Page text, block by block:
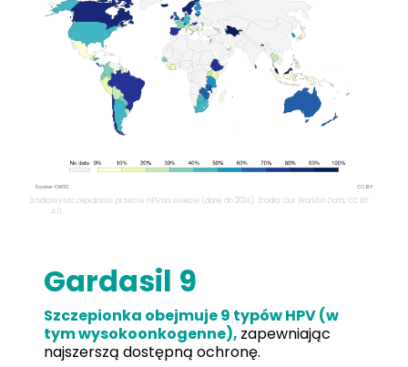
ŹródłoWyszczepialność przeciw HPV na świecie (dane do 2024). Źródło: Our World in Data, CC BY
4.0.
Gardasil 9
Szczepionka obejmuje 9 typów HPV (w
tym wysokoonkogenne), zapewniając
najszerszą dostępną ochronę.